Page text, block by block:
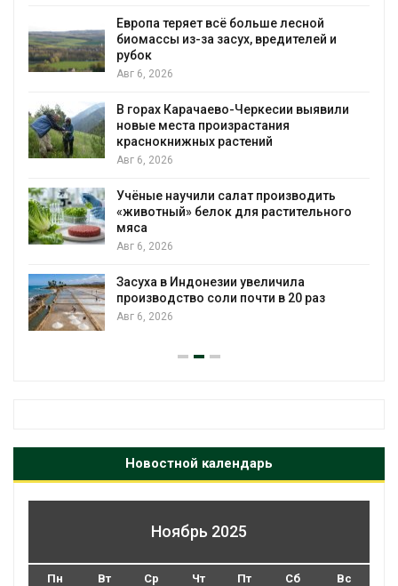
Европа теряет всё больше лесной
биомассы из-за засух, вредителей и
рубок
Авг 6, 2026
В горах Карачаево-Черкесии выявили
новые места произрастания
краснокнижных растений
Авг 6, 2026
Учёные научили салат производить
«животный» белок для растительного
мяса
Авг 6, 2026
Засуха в Индонезии увеличила
производство соли почти в 20 раз
Авг 6, 2026
Новостной календарь
Ноябрь 2025
Пн Вт Ср Чт Пт Сб Вс